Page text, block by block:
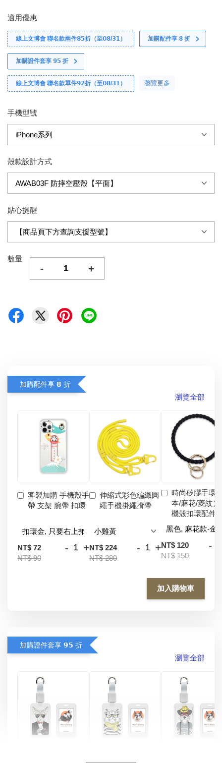
適用優惠
線上文博會 聯名款兩件𝟴𝟱折（至𝟬𝟴/𝟯𝟭） 加購配件享 𝟴 折
加購證件套享 𝟵𝟱 折
線上文博會 聯名款單件𝟵𝟮折（至𝟬𝟴/𝟯𝟭） 瀏覽更多
手機型號
殼款設計方式
貼心提醒
數量
- +
加購配件享 𝟴 折
瀏覽全部
客製加購 手機殼手
帶 支架 腕帶 扣環
NT$ 72
NT$ 90
- +
伸縮式彩色編織圓
繩手機掛繩揹帶
NT$ 224
NT$ 280
- +
時尚矽膠手環
本/麻花/菱紋）
機殼扣環配件
NT$ 120
NT$ 150
-
加入購物車
加購證件套享 𝟵𝟱 折
瀏覽全部